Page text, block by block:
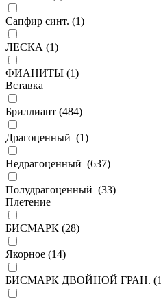
Сапфир синт. (1)
ЛЕСКА (1)
ФИАНИТЫ (1)
Вставка
Бриллиант (484)
Драгоценный (1)
Недрагоценный (637)
Полудрагоценный (33)
Плетение
БИСМАРК (28)
Якорное (14)
БИСМАРК ДВОЙНОЙ ГРАН. (1